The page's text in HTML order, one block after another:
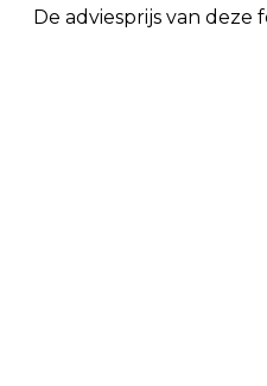
De adviesprijs van deze